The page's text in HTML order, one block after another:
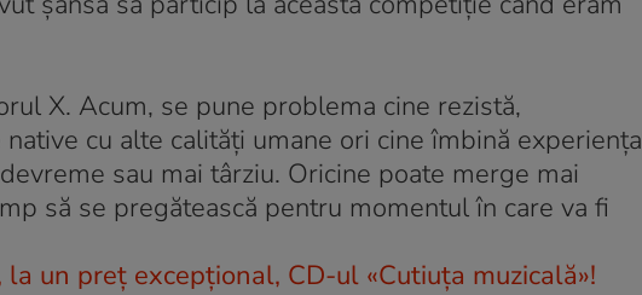
X. Acum, se pune problema cine rezistă,
cu alte calităţi umane ori cine îmbină experienţa
sau mai târziu. Oricine poate merge mai
să se pregătească pentru momentul în care va fi
un preţ excepţional, CD-ul «Cutiuţa muzicală»!